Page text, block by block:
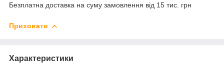
Безплатна доставка на суму замовлення від 15 тис. грн
Приховати
Характеристики